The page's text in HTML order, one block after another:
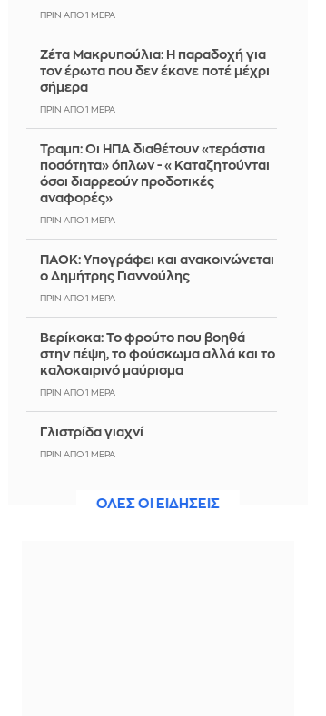
ΠΡΙΝ ΑΠΌ 1 ΜΈΡΑ
Ζέτα Μακρυπούλια: Η παραδοχή για
τον έρωτα που δεν έκανε ποτέ μέχρι
σήμερα
ΠΡΙΝ ΑΠΌ 1 ΜΈΡΑ
Τραμπ: Οι ΗΠΑ διαθέτουν «τεράστια
ποσότητα» όπλων - «Καταζητούνται
όσοι διαρρεούν προδοτικές
αναφορές»
ΠΡΙΝ ΑΠΌ 1 ΜΈΡΑ
ΠΑΟΚ: Υπογράφει και ανακοινώνεται
ο Δημήτρης Γιαννούλης
ΠΡΙΝ ΑΠΌ 1 ΜΈΡΑ
Βερίκοκα: Το φρούτο που βοηθά
στην πέψη, το φούσκωμα αλλά και το
καλοκαιρινό μαύρισμα
ΠΡΙΝ ΑΠΌ 1 ΜΈΡΑ
Γλιστρίδα γιαχνί
ΠΡΙΝ ΑΠΌ 1 ΜΈΡΑ
ζωντανή μετάδοση – Σοκαριστικό
ΟΛΕΣ ΟΙ ΕΙΔΗΣΕΙΣ